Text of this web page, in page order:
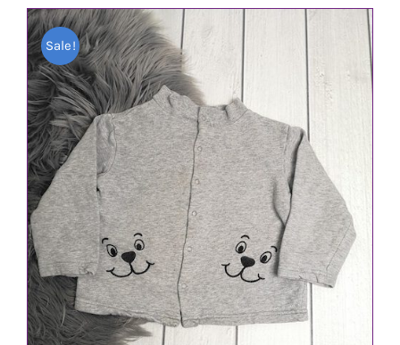
IN DEN WARENKORB / DETAILS
2,80 €
1,60 €.
Sale!